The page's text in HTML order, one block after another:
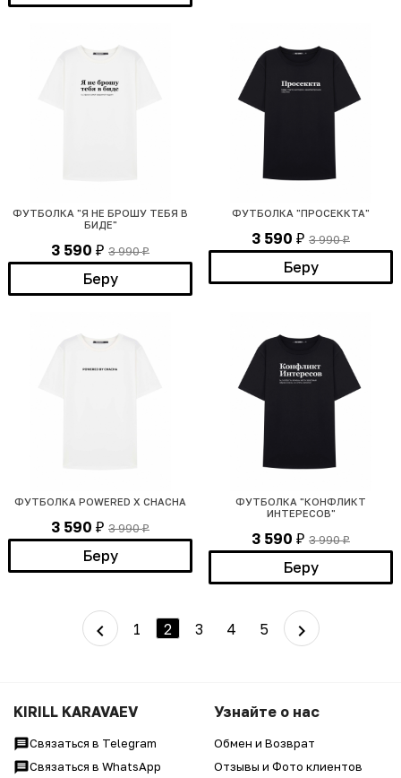
ФУТБОЛКА "Я НЕ БРОШУ ТЕБЯ В
БИДЕ"
3 590 ₽ 3 990₽
Беру
ФУТБОЛКА "ПРОСЕККТА"
3 590 ₽ 3 990₽
Беру
ФУТБОЛКА POWERED Х CHACHA
3 590 ₽ 3 990₽
Беру
ФУТБОЛКА "КОНФЛИКТ
ИНТЕРЕСОВ"
3 590 ₽ 3 990₽
Беру
1 2 3 4 5
KIRILL KARAVAEV
Связаться в Telegram
Связаться в WhatsApp
Узнайте о нас
Обмен и Возврат
Отзывы и Фото клиентов